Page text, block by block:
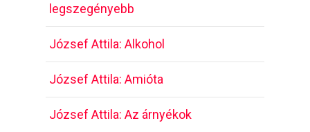
legszegényebb
József Attila: Alkohol
József Attila: Amióta
József Attila: Az árnyékok